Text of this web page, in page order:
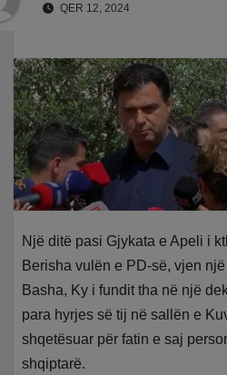
QER 12, 2024
Një ditë pasi Gjykata e Apeli i
Berisha vulën e PD-së, vjen
Basha, Ky i fundit tha në një
para hyrjes së tij në sallën e
shqetësuar për fatin e saj
shqiptarë.